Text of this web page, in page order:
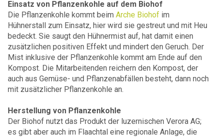
Einsatz von Pflanzenkohle auf dem Biohof
Die Pflanzenkohle kommt beim Arche Biohof im
Hühnerstall zum Einsatz, hier wird sie gestreut und mit Heu
bedeckt. Sie saugt den Hühnermist auf, hat damit einen
zusätzlichen positiven Effekt und mindert den Geruch. Der
Mist inklusive der Pflanzenkohle kommt am Ende auf den
Kompost. Die Mitarbeitenden reichern den Kompost, der
auch aus Gemüse- und Pflanzenabfällen besteht, dann noch
mit zusätzlicher Pflanzenkohle an.
Herstellung von Pflanzenkohle
Der Biohof nutzt das Produkt der luzernischen Verora AG;
es gibt aber auch im Flaachtal eine regionale Anlage, die